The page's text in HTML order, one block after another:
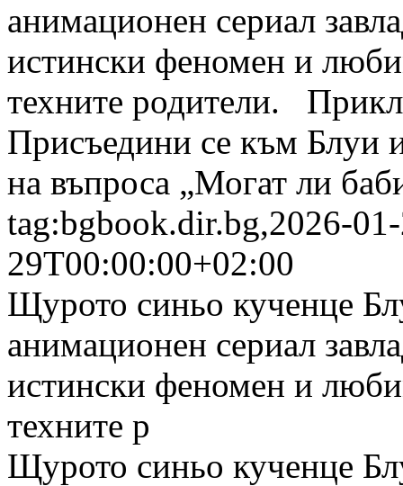
анимационен сериал
истински феномен и
техните родители.
Присъедини се към Блуи
на въпроса „Могат ли
tag:bgbook.dir.bg,2026-
29T00:00:00+02:00
Щурото синьо кученце
анимационен сериал
истински феномен и
техните р
Щурото синьо кученце